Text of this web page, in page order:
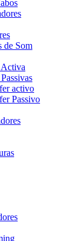
de Som
activo
Passivo